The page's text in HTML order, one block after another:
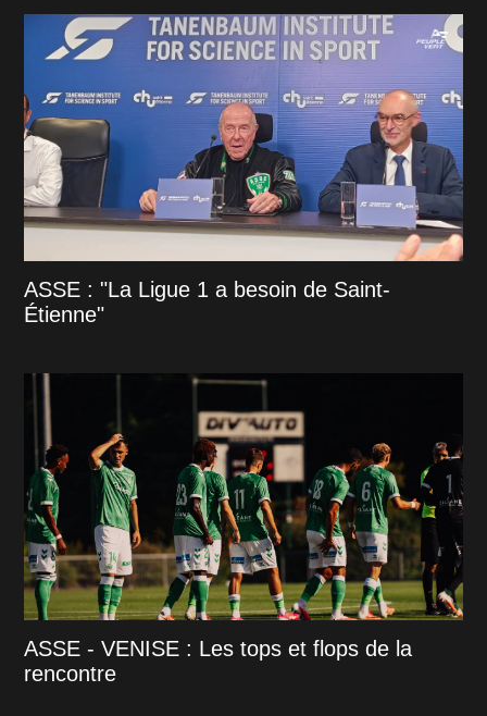
ASSE : "La Ligue 1 a besoin de Saint-
Étienne"
ASSE - VENISE : Les tops et flops de la
rencontre